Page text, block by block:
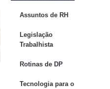
Assuntos de RH
Legislação
Trabalhista
Rotinas de DP
Tecnologia para o